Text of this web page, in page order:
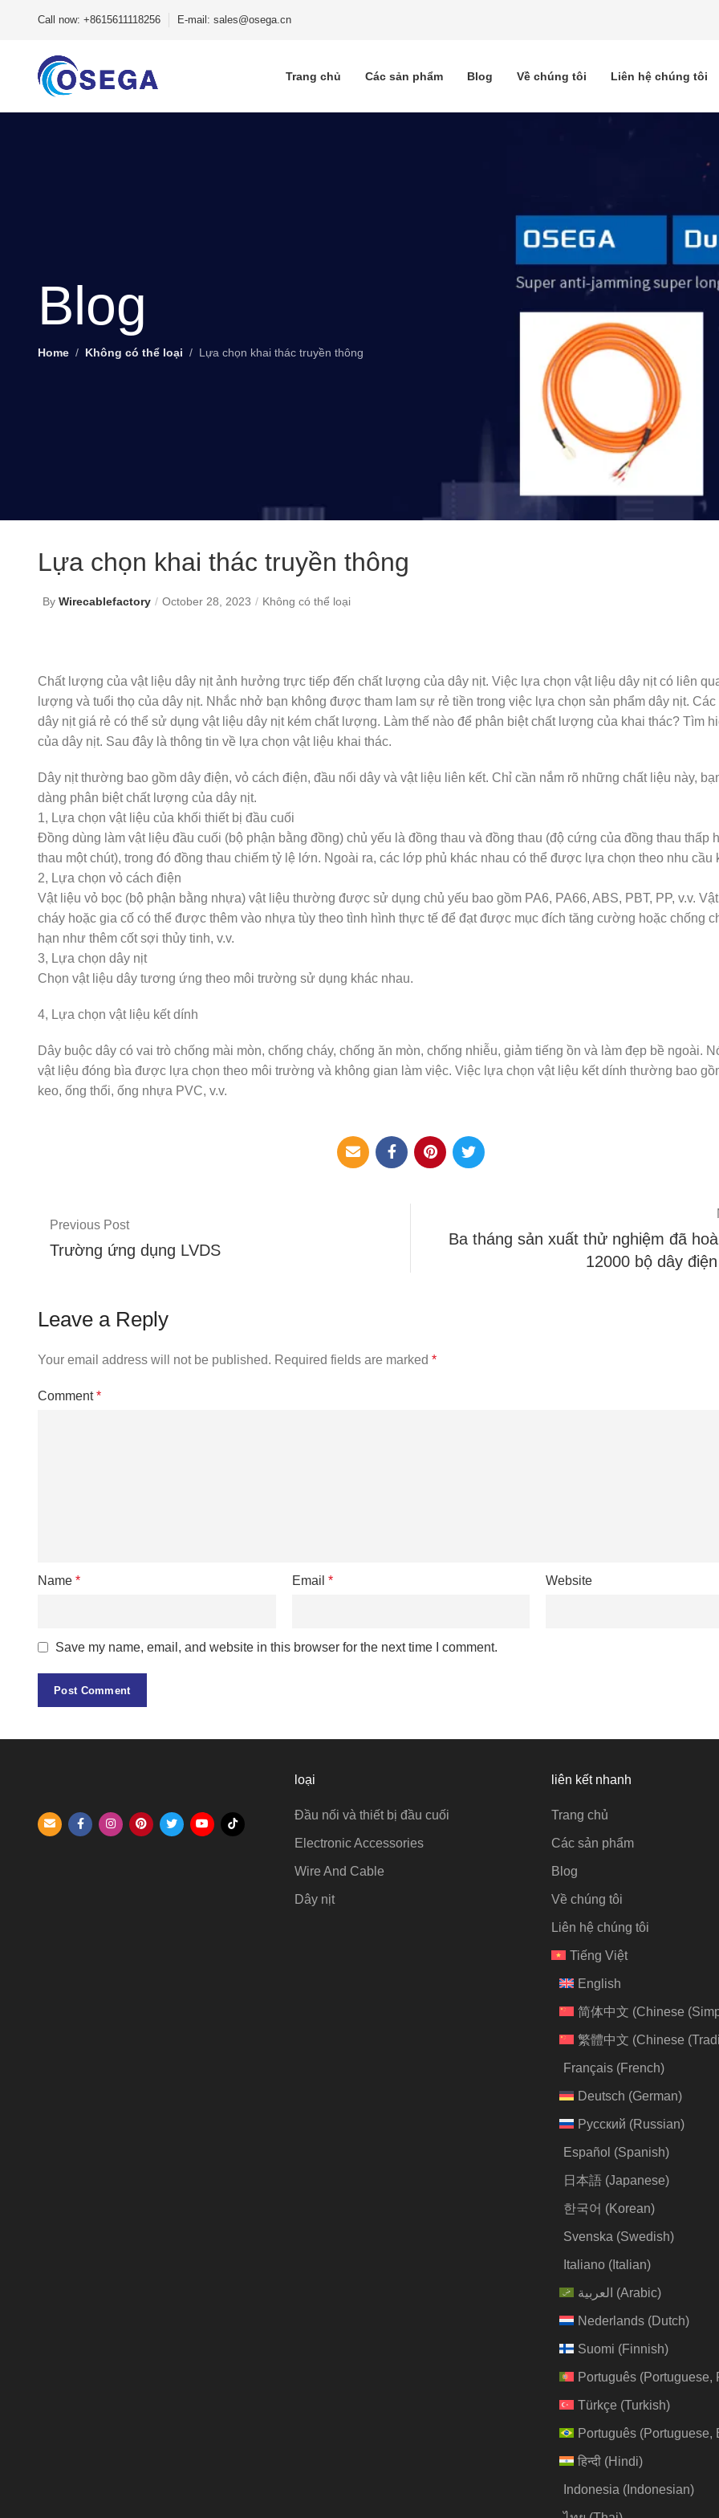
Call now: +8615611118256 E-mail: sales@osega.cn
Trang chủ Các sản phẩm Blog Về chúng tôi Liên hệ chúng tôi
Blog
Home Không có thể loại Lựa chọn khai thác truyền thông
Lựa chọn khai thác truyền thông
By Wirecablefactory October 28, 2023 Không có thể loại
Chất lượng của vật liệu dây nịt ảnh hưởng trực tiếp đến chất lượng của dây nịt. Việc lựa chọn vật liệu dây nịt có liên
lượng và tuổi thọ của dây nịt. Nhắc nhở bạn không được tham lam sự rẻ tiền trong việc lựa chọn sản phẩm dây nịt. Các
dây nịt giá rẻ có thể sử dụng vật liệu dây nịt kém chất lượng. Làm thế nào để phân biệt chất lượng của khai thác? Tìm
của dây nịt. Sau đây là thông tin về lựa chọn vật liệu khai thác.
Dây nịt thường bao gồm dây điện, vỏ cách điện, đầu nối dây và vật liệu liên kết. Chỉ cần nắm rõ những chất liệu này,
dàng phân biệt chất lượng của dây nịt.
1, Lựa chọn vật liệu của khối thiết bị đầu cuối
Đồng dùng làm vật liệu đầu cuối (bộ phận bằng đồng) chủ yếu là đồng thau và đồng thau (độ cứng của đồng thau thấp
thau một chút), trong đó đồng thau chiếm tỷ lệ lớn. Ngoài ra, các lớp phủ khác nhau có thể được lựa chọn theo nhu cầu
2, Lựa chọn vỏ cách điện
Vật liệu vỏ bọc (bộ phận bằng nhựa) vật liệu thường được sử dụng chủ yếu bao gồm PA6, PA66, ABS, PBT, PP, v.v.
cháy hoặc gia cố có thể được thêm vào nhựa tùy theo tình hình thực tế để đạt được mục đích tăng cường hoặc chống
hạn như thêm cốt sợi thủy tinh, v.v.
3, Lựa chọn dây nịt
Chọn vật liệu dây tương ứng theo môi trường sử dụng khác nhau.
4, Lựa chọn vật liệu kết dính
Dây buộc dây có vai trò chống mài mòn, chống cháy, chống ăn mòn, chống nhiễu, giảm tiếng ồn và làm đẹp bề ngoài.
vật liệu đóng bìa được lựa chọn theo môi trường và không gian làm việc. Việc lựa chọn vật liệu kết dính thường bao
keo, ống thổi, ống nhựa PVC, v.v.
Previous Post
Trường ứng dụng LVDS
Ba tháng sản xuất thử nghiệm đã
12000 bộ dây
Leave a Reply
Your email address will not be published. Required fields are marked *
Comment*
Name * Email * Website
Save my name, email, and website in this browser for the next time I comment.
loại
Đầu nối và thiết bị đầu cuối
Electronic Accessories
Wire And Cable
Dây nịt
liên kết nhanh
Trang chủ
Các sản phẩm
Blog
Về chúng tôi
Liên hệ chúng tôi
Tiếng Việt
English
简体中文 (Chinese
繁體中文 (Chinese
Français(French)
Deutsch (German)
Русский (Russian)
Español (Spanish)
日本語(Japanese)
한국어 (Korean)
Svenska (Swedish)
Italiano(Italian)
العربية (Arabic)
Nederlands(Dutch)
Suomi (Finnish)
Português(Portuguese,
Türkçe (Turkish)
Português(Portuguese,
हिन्दी(Hindi)
Indonesia (Indonesian)